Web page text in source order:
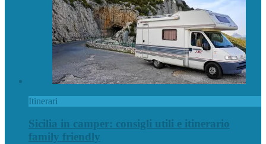
Itinerari
Sicilia in camper: consigli utili e itinerario
family friendly